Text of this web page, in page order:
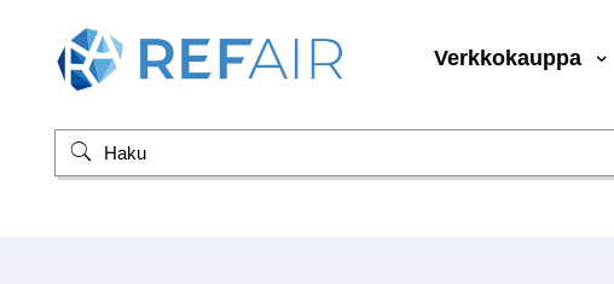
Verkkokauppa